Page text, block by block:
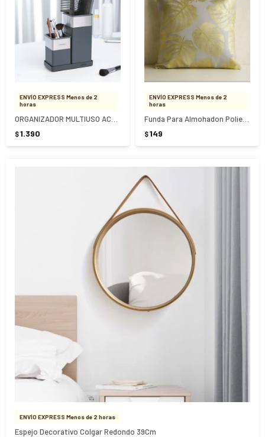
ENVÍO EXPRESS Menos de 2
horas
$1.390
ENVÍO EXPRESS Menos de 2
horas
$149
ENVÍO EXPRESS Menos de 2 horas
Espejo Decorativo Colgar Redondo 39Cm